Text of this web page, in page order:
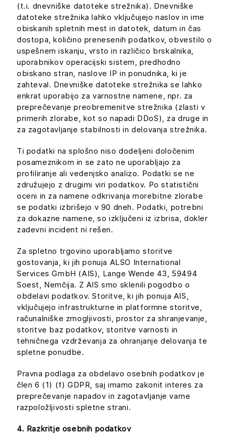
(t.i. dnevniške datoteke strežnika). Dnevniške
datoteke strežnika lahko vključujejo naslov in ime
obiskanih spletnih mest in datotek, datum in čas
dostopa, količino prenesenih podatkov, obvestilo o
uspešnem iskanju, vrsto in različico brskalnika,
uporabnikov operacijski sistem, predhodno
obiskano stran, naslove IP in ponudnika, ki je
zahteval. Dnevniške datoteke strežnika se lahko
enkrat uporabijo za varnostne namene, npr. za
preprečevanje preobremenitve strežnika (zlasti v
primerih zlorabe, kot so napadi DDoS), za druge in
za zagotavljanje stabilnosti in delovanja strežnika.
Ti podatki na splošno niso dodeljeni določenim
posameznikom in se zato ne uporabljajo za
profiliranje ali vedenjsko analizo. Podatki se ne
združujejo z drugimi viri podatkov. Po statistični
oceni in za namene odkrivanja morebitne zlorabe
se podatki izbrišejo v 90 dneh. Podatki, potrebni
za dokazne namene, so izključeni iz izbrisa, dokler
zadevni incident ni rešen.
Za spletno trgovino uporabljamo storitve
gostovanja, ki jih ponuja ALSO International
Services GmbH (AIS), Lange Wende 43, 59494
Soest, Nemčija. Z AIS smo sklenili pogodbo o
obdelavi podatkov. Storitve, ki jih ponuja AIS,
vključujejo infrastrukturne in platformne storitve,
računalniške zmogljivosti, prostor za shranjevanje,
storitve baz podatkov, storitve varnosti in
tehničnega vzdrževanja za ohranjanje delovanja te
spletne ponudbe.
Pravna podlaga za obdelavo osebnih podatkov je
člen 6 (1) (f) GDPR, saj imamo zakonit interes za
preprečevanje napadov in zagotavljanje varne
razpoložljivosti spletne strani.
4. Razkritje osebnih podatkov